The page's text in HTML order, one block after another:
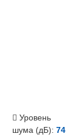
Уровень
шума (дБ): 74